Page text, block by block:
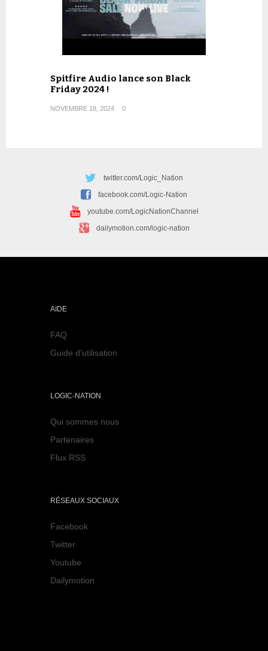
Spitfire Audio lance son Black
Friday 2024 !
NOVEMBRE 18, 2024 0
twitter.com/Logic_Nation
facebook.com/Logic-Nation
youtube.com/LogicNationChannel
dailymotion.com/logic-nation
AIDE
FAQ
Guide d'utilisation
LOGIC-NATION
Qui sommes nous
Partenaires
Flux RSS
RÉSEAUX SOCIAUX
Facebook
Twitter
Youtube
Dailymotion